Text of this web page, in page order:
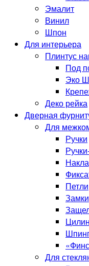
Эмалит
Винил
Шпон
Для интерьера
Плинтус
Под
Эко
Деко рейка
Дверная
Для
Ручки
Петли
Замки
Для